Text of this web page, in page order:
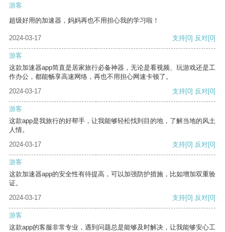
游客
超级好用的加速器，妈妈再也不用担心我的学习啦！
2024-03-17 支持[0] 反对[0]
游客
这款加速器app简直是居家旅行必备神器，无论是看视频、玩游戏还是工
作办公，都能畅享高速网络，再也不用担心网速卡顿了。
2024-03-17
支持[0] 反对[0]
游客
这款app是我旅行的好帮手，让我能够轻松找到目的地，了解当地的风土
人情。
2024-03-17
支持[0] 反对[0]
游客
这款加速器app的安全性有待提高，可以加强防护措施，比如增加双重验
证。
2024-03-17
支持[0] 反对[0]
游客
这款app的客服非常专业，遇到问题总是能够及时解决，让我能够安心工